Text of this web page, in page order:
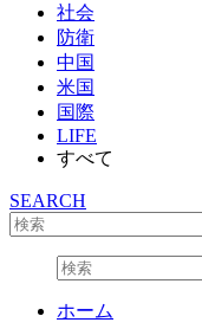
社会
防衛
中国
米国
国際
LIFE
すべて
SEARCH
ホーム